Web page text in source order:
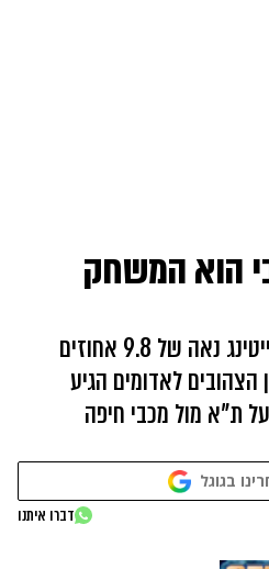
הוא המשחק
משחקי ליגת העל רשמו רייטינג נאה של 9.8 אחוזים
לאדומים הגיע
בגוגל
דברו איתנו